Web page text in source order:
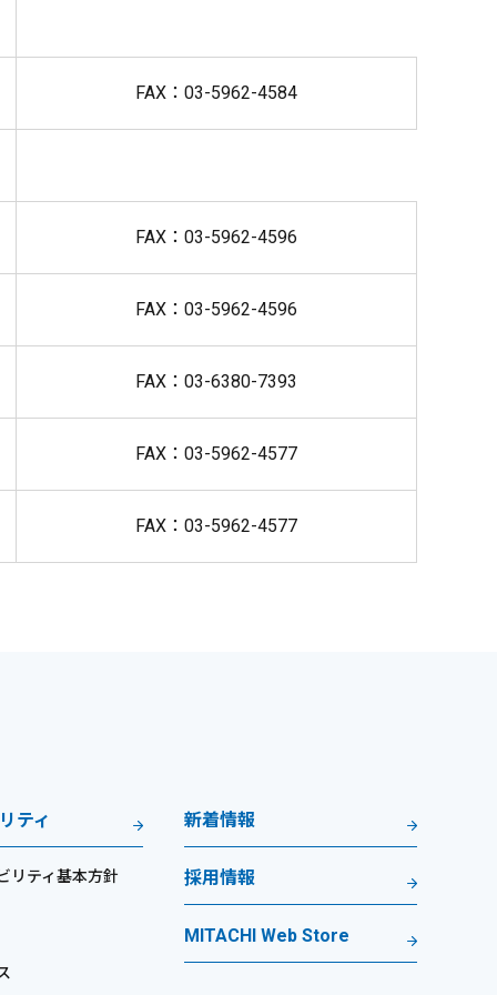
FAX：03-5962-4584
FAX：03-5962-4596
FAX：03-5962-4596
FAX：03-6380-7393
FAX：03-5962-4577
FAX：03-5962-4577
ティ
リティ基本方針
新着情報
採用情報
MITACHI Web Store